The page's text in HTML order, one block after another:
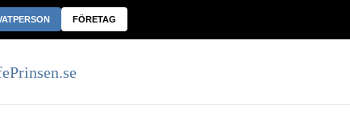
FÖRETAG